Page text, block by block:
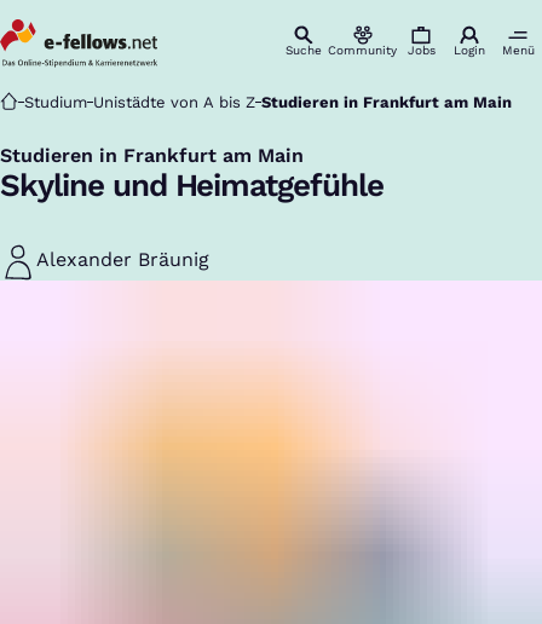
Suche Community Jobs Login Menü
Startseite
Studium Unistädte von A bis Z Studieren in Frankfurt am Main
Studieren in Frankfurt am Main
:
Skyline und Heimatgefühle
Alexander Bräunig